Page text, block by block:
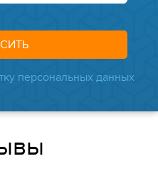
персональных данных